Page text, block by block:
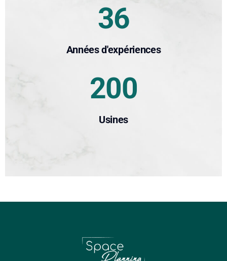
36
Années d'expériences
200
Usines